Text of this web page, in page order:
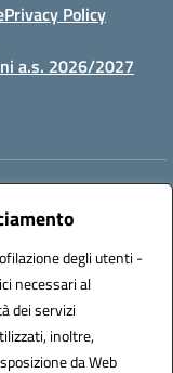
degli utenti -
necessari al
dei servizi
inoltre,
da Web
Privacy Policy
a.s. 2026/2027